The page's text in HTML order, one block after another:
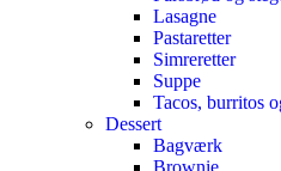
Lasagne
Pastaretter
Simreretter
Suppe
Tacos, burritos
Dessert
Bagværk
Brownie